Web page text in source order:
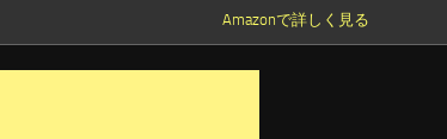
Amazonで詳しく見る